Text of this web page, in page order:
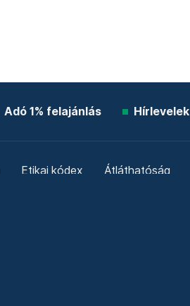
Adó 1% felajánlás Hírlevelek
Etikai kódex Átláthatóság